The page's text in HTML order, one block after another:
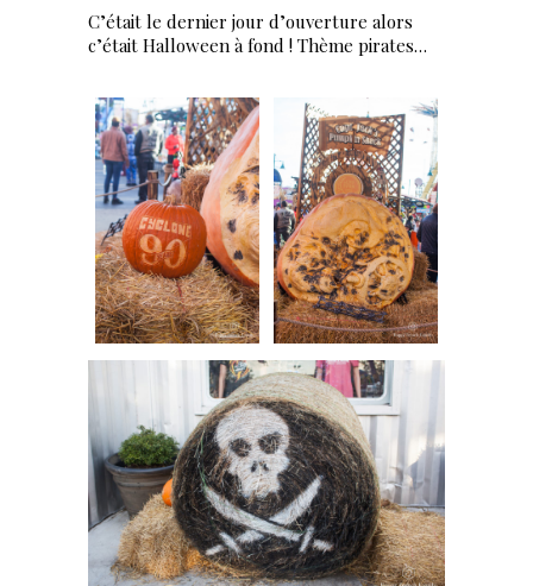
C’était le dernier jour d’ouverture alors
c’était Halloween à fond ! Thème pirates…